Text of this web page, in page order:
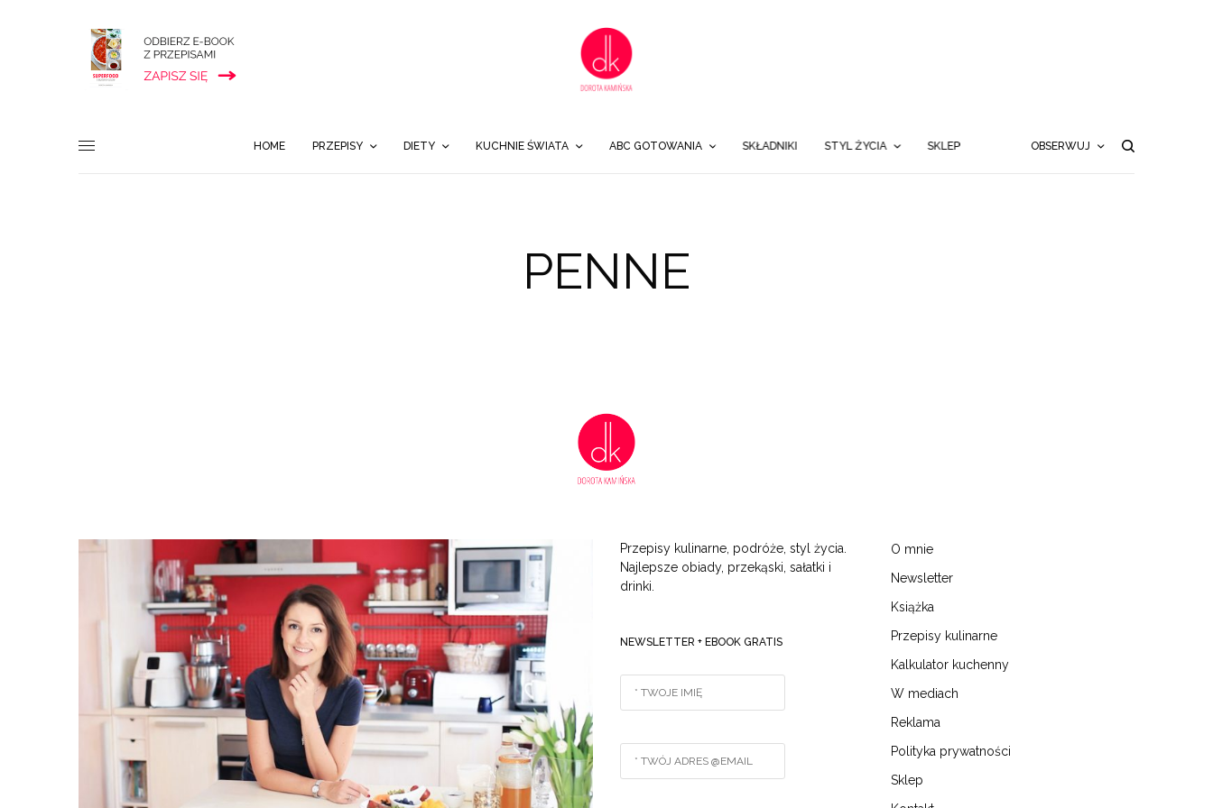
HOME PRZEPISY DIETY KUCHNIE ŚWIATA ABC GOTOWANIA SKŁADNIKI STYL ŻYCIA SKLEP OBSERWUJ
PENNE
Przepisy kulinarne, podróże, styl życia.
Najlepsze obiady, przekąski, sałatki i
drinki.
NEWSLETTER + EBOOK GRATIS
O mnie
Newsletter
Książka
Przepisy kulinarne
Kalkulator kuchenny
W mediach
Reklama
Polityka prywatności
Sklep